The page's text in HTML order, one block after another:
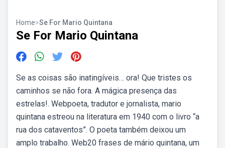
Home>Se For Mario Quintana
Se For Mario Quintana
Se as coisas são inatingíveis… ora! Que tristes os
caminhos se não fora. A mágica presença das
estrelas!. Webpoeta, tradutor e jornalista, mario
quintana estreou na literatura em 1940 com o livro “a
rua dos cataventos”. O poeta também deixou um
amplo trabalho. Web20 frases de mário quintana, um